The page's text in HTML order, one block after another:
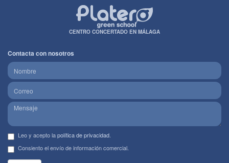
CENTRO CONCERTADO EN MÁLAGA
Contacta con nosotros
Leo y acepto lapolítica de privacidad.
Consiento el envío de información comercial.